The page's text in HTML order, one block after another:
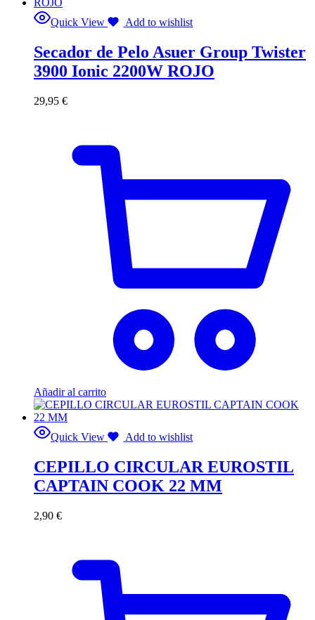
Quick View Add to wishlist
Secador de Pelo Asuer Group Twister
3900 Ionic 2200W ROJO
29,95 €
Añadir al carrito
Quick View Add to wishlist
CEPILLO CIRCULAR EUROSTIL
CAPTAIN COOK 22 MM
2,90 €